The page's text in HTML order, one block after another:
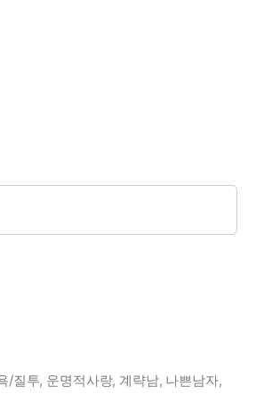
/질투, 운명적사랑, 계략남, 나쁜남자,